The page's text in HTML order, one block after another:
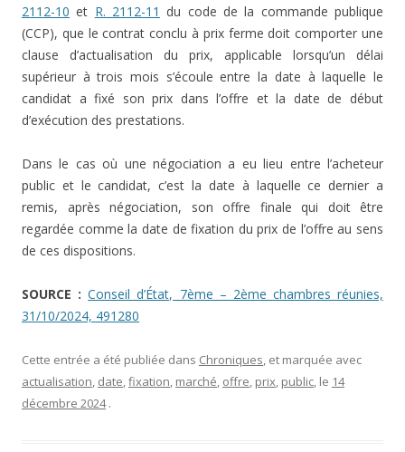
2112-10 et R. 2112-11 du code de la commande publique
(CCP), que le contrat conclu à prix ferme doit comporter une
clause d’actualisation du prix, applicable lorsqu’un délai
supérieur à trois mois s’écoule entre la date à laquelle le
candidat a fixé son prix dans l’offre et la date de début
d’exécution des prestations.
Dans le cas où une négociation a eu lieu entre l’acheteur
public et le candidat, c’est la date à laquelle ce dernier a
remis, après négociation, son offre finale qui doit être
regardée comme la date de fixation du prix de l’offre au sens
de ces dispositions.
SOURCE : Conseil d’État, 7ème – 2ème chambres réunies,
31/10/2024, 491280
Cette entrée a été publiée dans Chroniques, et marquée avec
actualisation, date,fixation, marché, offre, prix, public, le 14
décembre 2024 .